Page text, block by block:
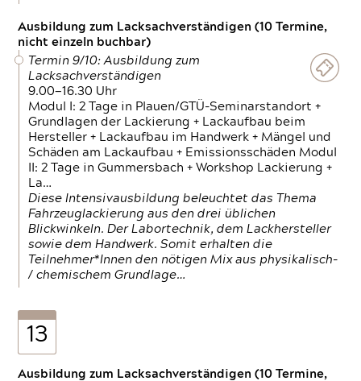
Ausbildung zum Lacksachverständigen (10 Termine,
nicht einzeln buchbar)
Termin 9/10: Ausbildung zum
Lacksachverständigen
9.00—16.30 Uhr
Modul I: 2 Tage in Plauen/GTÜ-Seminarstandort +
Grundlagen der Lackierung + Lackaufbau beim
Hersteller + Lackaufbau im Handwerk + Mängel und
Schäden am Lackaufbau + Emissionsschäden Modul
II: 2 Tage in Gummersbach + Workshop Lackierung +
La…
Diese Intensivausbildung beleuchtet das Thema
Fahrzeuglackierung aus den drei üblichen
Blickwinkeln. Der Labortechnik, dem Lackhersteller
sowie dem Handwerk. Somit erhalten die
Teilnehmer*Innen den nötigen Mix aus physikalisch-
/ chemischem Grundlage…
13
Ausbildung zum Lacksachverständigen (10 Termine,